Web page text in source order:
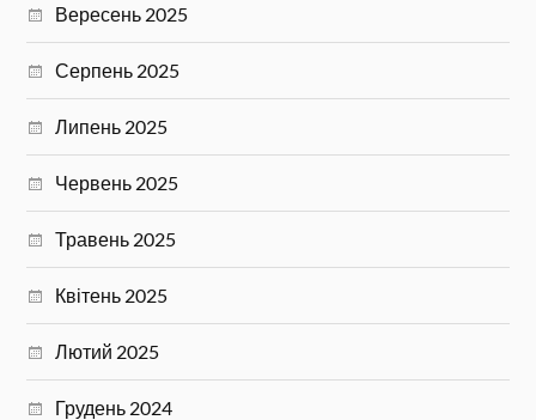
Вересень 2025
Серпень 2025
Липень 2025
Червень 2025
Травень 2025
Квітень 2025
Лютий 2025
Грудень 2024